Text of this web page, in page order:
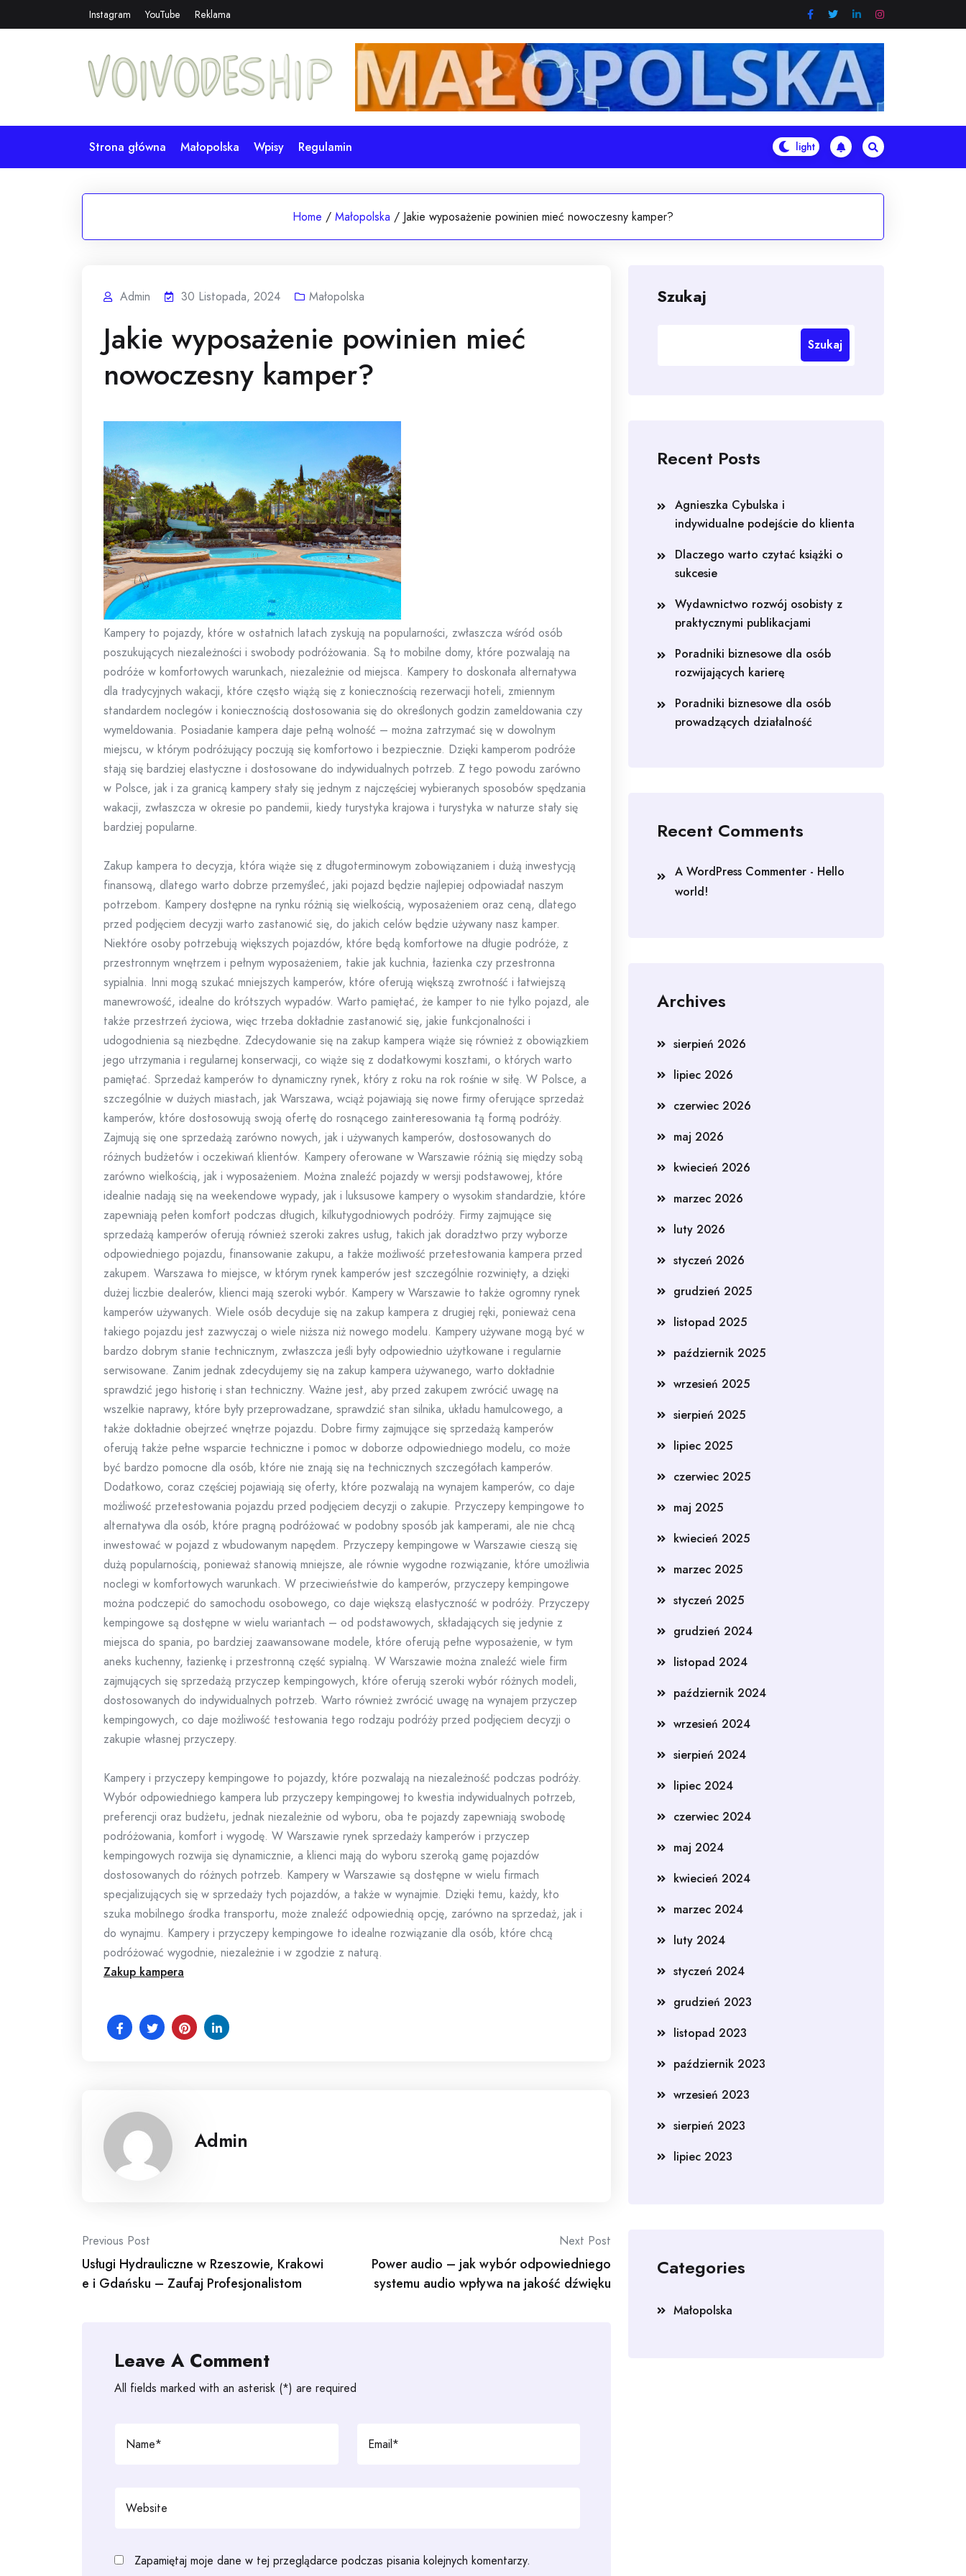
to
Instagram YouTube Reklama
Strona główna Małopolska Wpisy Regulamin
Home / Małopolska / Jakie wyposażenie powinien mieć nowoczesny kamper?
Admin 30 Listopada, 2024 Małopolska
Jakie wyposażenie powinien mieć
nowoczesny kamper?
Kampery to pojazdy, które w ostatnich latach zyskują na popularności, zwłaszcza wśród osób
poszukujących niezależności i swobody podróżowania. Są to mobilne domy, które pozwalają na
podróże w komfortowych warunkach, niezależnie od miejsca. Kampery to doskonała alternatywa
dla tradycyjnych wakacji, które często wiążą się z koniecznością rezerwacji hoteli, zmiennym
standardem noclegów i koniecznością dostosowania się do określonych godzin zameldowania czy
wymeldowania. Posiadanie kampera daje pełną wolność – można zatrzymać się w dowolnym
miejscu, w którym podróżujący poczują się komfortowo i bezpiecznie. Dzięki kamperom podróże
stają się bardziej elastyczne i dostosowane do indywidualnych potrzeb. Z tego powodu zarówno
w Polsce, jak i za granicą kampery stały się jednym z najczęściej wybieranych sposobów spędzania
wakacji, zwłaszcza w okresie po pandemii, kiedy turystyka krajowa i turystyka w naturze stały się
bardziej popularne.
Zakup kampera to decyzja, która wiąże się z długoterminowym zobowiązaniem i dużą inwestycją
finansową, dlatego warto dobrze przemyśleć, jaki pojazd będzie najlepiej odpowiadał naszym
potrzebom. Kampery dostępne na rynku różnią się wielkością, wyposażeniem oraz ceną, dlatego
przed podjęciem decyzji warto zastanowić się, do jakich celów będzie używany nasz kamper.
Niektóre osoby potrzebują większych pojazdów, które będą komfortowe na długie podróże, z
przestronnym wnętrzem i pełnym wyposażeniem, takie jak kuchnia, łazienka czy przestronna
sypialnia. Inni mogą szukać mniejszych kamperów, które oferują większą zwrotność i łatwiejszą
manewrowość, idealne do krótszych wypadów. Warto pamiętać, że kamper to nie tylko pojazd, ale
także przestrzeń życiowa, więc trzeba dokładnie zastanowić się, jakie funkcjonalności i
udogodnienia są niezbędne. Zdecydowanie się na zakup kampera wiąże się również z obowiązkiem
jego utrzymania i regularnej konserwacji, co wiąże się z dodatkowymi kosztami, o których warto
pamiętać. Sprzedaż kamperów to dynamiczny rynek, który z roku na rok rośnie w siłę. W Polsce, a
szczególnie w dużych miastach, jak Warszawa, wciąż pojawiają się nowe firmy oferujące sprzedaż
kamperów, które dostosowują swoją ofertę do rosnącego zainteresowania tą formą podróży.
Zajmują się one sprzedażą zarówno nowych, jak i używanych kamperów, dostosowanych do
różnych budżetów i oczekiwań klientów. Kampery oferowane w Warszawie różnią się między sobą
zarówno wielkością, jak i wyposażeniem. Można znaleźć pojazdy w wersji podstawowej, które
idealnie nadają się na weekendowe wypady, jak i luksusowe kampery o wysokim standardzie, które
zapewniają pełen komfort podczas długich, kilkutygodniowych podróży. Firmy zajmujące się
sprzedażą kamperów oferują również szeroki zakres usług, takich jak doradztwo przy wyborze
odpowiedniego pojazdu, finansowanie zakupu, a także możliwość przetestowania kampera przed
zakupem. Warszawa to miejsce, w którym rynek kamperów jest szczególnie rozwinięty, a dzięki
dużej liczbie dealerów, klienci mają szeroki wybór. Kampery w Warszawie to także ogromny rynek
kamperów używanych. Wiele osób decyduje się na zakup kampera z drugiej ręki, ponieważ cena
takiego pojazdu jest zazwyczaj o wiele niższa niż nowego modelu. Kampery używane mogą być w
bardzo dobrym stanie technicznym, zwłaszcza jeśli były odpowiednio użytkowane i regularnie
serwisowane. Zanim jednak zdecydujemy się na zakup kampera używanego, warto dokładnie
sprawdzić jego historię i stan techniczny. Ważne jest, aby przed zakupem zwrócić uwagę na
wszelkie naprawy, które były przeprowadzane, sprawdzić stan silnika, układu hamulcowego, a
także dokładnie obejrzeć wnętrze pojazdu. Dobre firmy zajmujące się sprzedażą kamperów
oferują także pełne wsparcie techniczne i pomoc w doborze odpowiedniego modelu, co może
być bardzo pomocne dla osób, które nie znają się na technicznych szczegółach kamperów.
Dodatkowo, coraz częściej pojawiają się oferty, które pozwalają na wynajem kamperów, co daje
możliwość przetestowania pojazdu przed podjęciem decyzji o zakupie. Przyczepy kempingowe to
alternatywa dla osób, które pragną podróżować w podobny sposób jak kamperami, ale nie chcą
inwestować w pojazd z wbudowanym napędem. Przyczepy kempingowe w Warszawie cieszą się
dużą popularnością, ponieważ stanowią mniejsze, ale równie wygodne rozwiązanie, które umożliwia
noclegi w komfortowych warunkach. W przeciwieństwie do kamperów, przyczepy kempingowe
można podczepić do samochodu osobowego, co daje większą elastyczność w podróży. Przyczepy
kempingowe są dostępne w wielu wariantach – od podstawowych, składających się jedynie z
miejsca do spania, po bardziej zaawansowane modele, które oferują pełne wyposażenie, w tym
aneks kuchenny, łazienkę i przestronną część sypialną. W Warszawie można znaleźć wiele firm
zajmujących się sprzedażą przyczep kempingowych, które oferują szeroki wybór różnych modeli,
dostosowanych do indywidualnych potrzeb. Warto również zwrócić uwagę na wynajem przyczep
kempingowych, co daje możliwość testowania tego rodzaju podróży przed podjęciem decyzji o
zakupie własnej przyczepy.
Kampery i przyczepy kempingowe to pojazdy, które pozwalają na niezależność podczas podróży.
Wybór odpowiedniego kampera lub przyczepy kempingowej to kwestia indywidualnych potrzeb,
preferencji oraz budżetu, jednak niezależnie od wyboru, oba te pojazdy zapewniają swobodę
podróżowania, komfort i wygodę. W Warszawie rynek sprzedaży kamperów i przyczep
kempingowych rozwija się dynamicznie, a klienci mają do wyboru szeroką gamę pojazdów
dostosowanych do różnych potrzeb. Kampery w Warszawie są dostępne w wielu firmach
specjalizujących się w sprzedaży tych pojazdów, a także w wynajmie. Dzięki temu, każdy, kto
szuka mobilnego środka transportu, może znaleźć odpowiednią opcję, zarówno na sprzedaż, jak i
do wynajmu. Kampery i przyczepy kempingowe to idealne rozwiązanie dla osób, które chcą
podróżować wygodnie, niezależnie i w zgodzie z naturą.
Zakup kampera
Admin
Post
navigation
Previous Post
Usługi Hydrauliczne w Rzeszowie, Krakowi
e i Gdańsku – Zaufaj Profesjonalistom
Next Post
Power audio – jak wybór odpowiedniego
systemu audio wpływa na jakość dźwięku
Leave A Comment
All fields marked with an asterisk (*) are required
Zapamiętaj moje dane w tej przeglądarce podczas pisania kolejnych komentarzy.
Szukaj
Szukaj
Recent Posts
Agnieszka Cybulska i
indywidualne podejście do klienta
Dlaczego warto czytać książki o
sukcesie
Wydawnictwo rozwój osobisty z
praktycznymi publikacjami
Poradniki biznesowe dla osób
rozwijających karierę
Poradniki biznesowe dla osób
prowadzących działalność
Recent Comments
A WordPress Commenter - Hello
world!
Archives
sierpień 2026
lipiec 2026
czerwiec 2026
maj 2026
kwiecień 2026
marzec 2026
luty 2026
styczeń 2026
grudzień 2025
listopad 2025
październik 2025
wrzesień 2025
sierpień 2025
lipiec 2025
czerwiec 2025
maj 2025
kwiecień 2025
marzec 2025
styczeń 2025
grudzień 2024
listopad 2024
październik 2024
wrzesień 2024
sierpień 2024
lipiec 2024
czerwiec 2024
maj 2024
kwiecień 2024
marzec 2024
luty 2024
styczeń 2024
grudzień 2023
listopad 2023
październik 2023
wrzesień 2023
sierpień 2023
lipiec 2023
Categories
Małopolska